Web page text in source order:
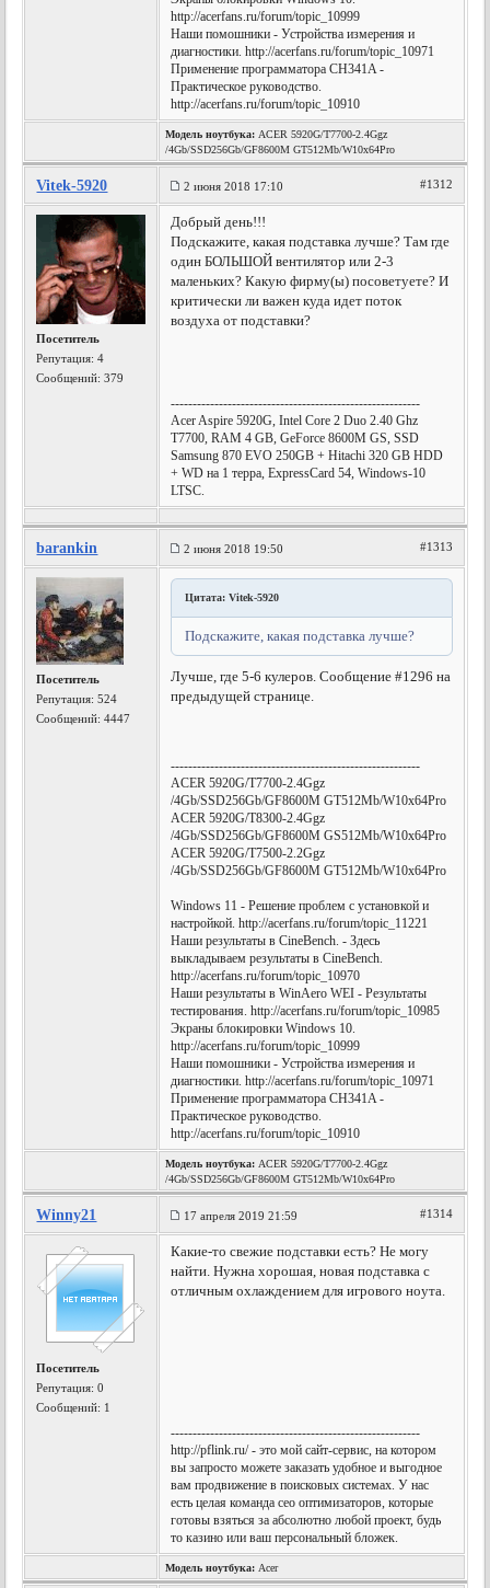
http://acerfans.ru/forum/topic_10999
Наши помошники - Устройства измерения и
диагностики. http://acerfans.ru/forum/topic_10971
Применение программатора CH341A -
Практическое руководство.
http://acerfans.ru/forum/topic_10910
Модель ноутбука: ACER 5920G/T7700-2.4Ggz
/4Gb/SSD256Gb/GF8600M GT512Mb/W10x64Pro
Vitek-5920 2 июня 2018 17:10 #1312
Посетитель
Репутация:4
Сообщений: 379
Добрый день!!!
Подскажите, какая подставка лучше? Там где
один БОЛЬШОЙ вентилятор или 2-3
маленьких? Какую фирму(ы) посоветуете? И
критически ли важен куда идет поток
воздуха от подставки?
---------------------------------------------------------
Acer Aspire 5920G, Intel Core 2 Duo 2.40 Ghz
T7700, RAM 4 GB, GeForce 8600M GS, SSD
Samsung 870 EVO 250GB + Hitachi 320 GB HDD
+ WD на 1 терра, ExpressCard 54, Windows-10
LTSC.
barankin 2 июня 2018 19:50 #1313
Посетитель
Репутация:524
Сообщений: 4447
Цитата: Vitek-5920
Подскажите, какая подставка лучше?
Лучше, где 5-6 кулеров. Сообщение #1296 на
предыдущей странице.
---------------------------------------------------------
ACER 5920G/T7700-2.4Ggz
/4Gb/SSD256Gb/GF8600M GT512Mb/W10x64Pro
ACER 5920G/T8300-2.4Ggz
/4Gb/SSD256Gb/GF8600M GS512Mb/W10x64Pro
ACER 5920G/T7500-2.2Ggz
/4Gb/SSD256Gb/GF8600M GT512Mb/W10x64Pro
Windows 11 - Решение проблем с установкой и
настройкой. http://acerfans.ru/forum/topic_11221
Наши результаты в CineBench. - Здесь
выкладываем результаты в CineBench.
http://acerfans.ru/forum/topic_10970
Наши результаты в WinAero WEI - Результаты
тестирования. http://acerfans.ru/forum/topic_10985
Экраны блокировки Windows 10.
http://acerfans.ru/forum/topic_10999
Наши помошники - Устройства измерения и
диагностики. http://acerfans.ru/forum/topic_10971
Применение программатора CH341A -
Практическое руководство.
http://acerfans.ru/forum/topic_10910
Модель ноутбука: ACER 5920G/T7700-2.4Ggz
/4Gb/SSD256Gb/GF8600M GT512Mb/W10x64Pro
Winny21 17 апреля 2019 21:59 #1314
Посетитель
Репутация:0
Сообщений: 1
Какие-то свежие подставки есть? Не могу
найти. Нужна хорошая, новая подставка с
отличным охлаждением для игрового ноута.
---------------------------------------------------------
http://pflink.ru/ - это мой сайт-сервис, на котором
вы запросто можете заказать удобное и выгодное
вам продвижение в поисковых системах. У нас
есть целая команда сео оптимизаторов, которые
готовы взяться за абсолютно любой проект, будь
то казино или ваш персональный бложек.
Модель ноутбука: Acer